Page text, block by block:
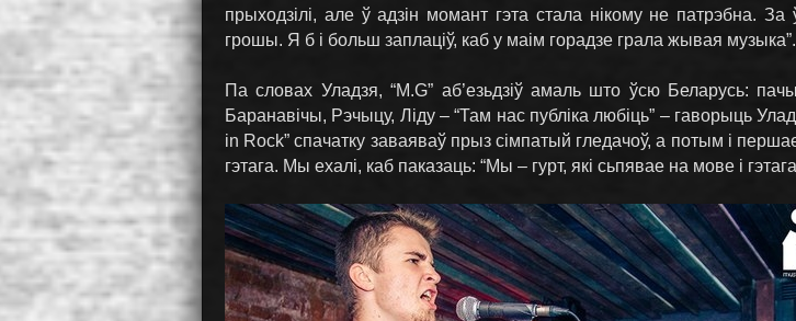
прыходзілі, але ў адзін момант гэта стала нікому не патрэбна.
грошы. Я б і больш заплаціў, каб у маім горадзе грала жывая
Па словах Уладзя, “M.G” аб’езьдзіў амаль што ўсю Беларусь:
Баранавічы, Рэчыцу, Ліду – “Там нас публіка любіць” – гаворыць
in Rock” спачатку заваяваў прыз сімпатый гледачоў, а потым і
гэтага. Мы ехалі, каб паказаць: “Мы – гурт, які сьпявае на мове і